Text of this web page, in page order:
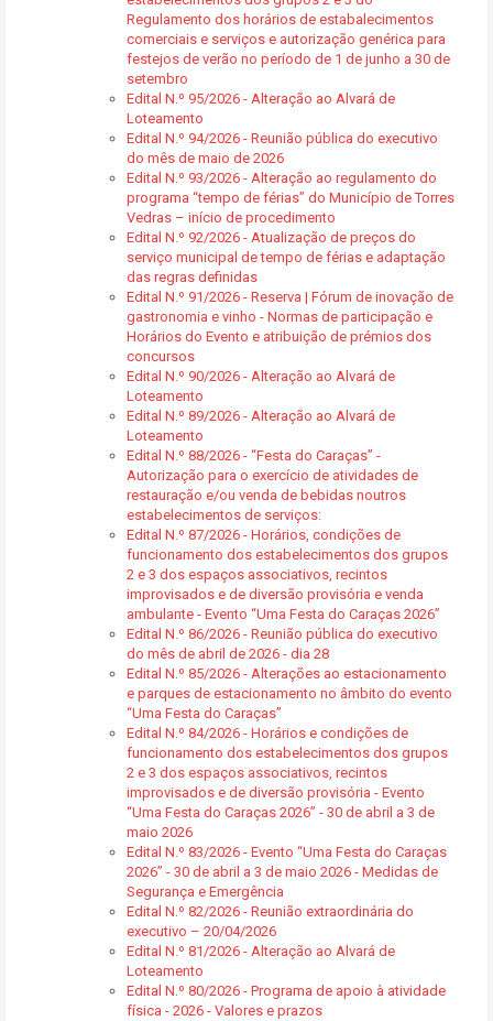
Regulamento dos horários de estabalecimentos
comerciais e serviços e autorização genérica para
festejos de verão no período de 1 de junho a 30 de
setembro
Edital N.º 95/2026 - Alteração ao Alvará de
Loteamento
Edital N.º 94/2026 - Reunião pública do executivo
do mês de maio de 2026
Edital N.º 93/2026 - Alteração ao regulamento do
programa “tempo de férias” do Município de Torres
Vedras – início de procedimento
Edital N.º 92/2026 - Atualização de preços do
serviço municipal de tempo de férias e adaptação
das regras definidas
Edital N.º 91/2026 - Reserva | Fórum de inovação de
gastronomia e vinho - Normas de participação e
Horários do Evento e atribuição de prémios dos
concursos
Edital N.º 90/2026 - Alteração ao Alvará de
Loteamento
Edital N.º 89/2026 - Alteração ao Alvará de
Loteamento
Edital N.º 88/2026 - “Festa do Caraças” -
Autorização para o exercício de atividades de
restauração e/ou venda de bebidas noutros
estabelecimentos de serviços:
Edital N.º 87/2026 - Horários, condições de
funcionamento dos estabelecimentos dos grupos
2 e 3 dos espaços associativos, recintos
improvisados e de diversão provisória e venda
ambulante - Evento “Uma Festa do Caraças 2026”
Edital N.º 86/2026 - Reunião pública do executivo
do mês de abril de 2026 - dia 28
Edital N.º 85/2026 - Alterações ao estacionamento
e parques de estacionamento no âmbito do evento
“Uma Festa do Caraças”
Edital N.º 84/2026 - Horários e condições de
funcionamento dos estabelecimentos dos grupos
2 e 3 dos espaços associativos, recintos
improvisados e de diversão provisória - Evento
“Uma Festa do Caraças 2026” - 30 de abril a 3 de
maio 2026
Edital N.º 83/2026 - Evento “Uma Festa do Caraças
2026” - 30 de abril a 3 de maio 2026 - Medidas de
Segurança e Emergência
Edital N.º 82/2026 - Reunião extraordinária do
executivo – 20/04/2026
Edital N.º 81/2026 - Alteração ao Alvará de
Loteamento
Edital N.º 80/2026 - Programa de apoio à atividade
física - 2026 - Valores e prazos